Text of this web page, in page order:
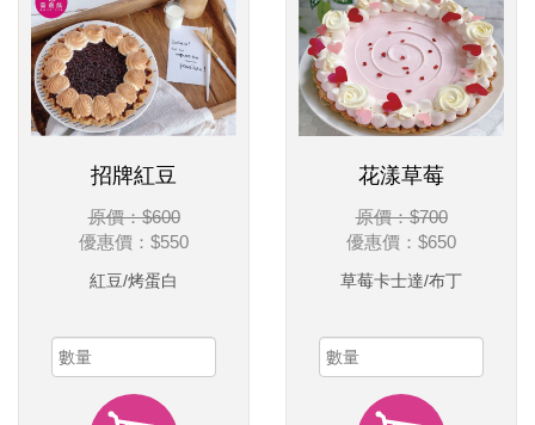
招牌紅豆
原價：$600
優惠價： $550
紅豆/烤蛋白
花漾草莓
原價：$700
優惠價： $650
草莓卡士達/布丁